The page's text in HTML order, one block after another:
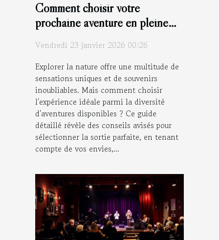
Comment choisir votre
prochaine aventure en pleine
Vendredi 23 janvier 2026 00:26
Explorer la nature offre une multitude de
sensations uniques et de souvenirs
inoubliables. Mais comment choisir
l'expérience idéale parmi la diversité
d'aventures disponibles ? Ce guide
détaillé révèle des conseils avisés pour
sélectionner la sortie parfaite, en tenant
compte de vos envies,...